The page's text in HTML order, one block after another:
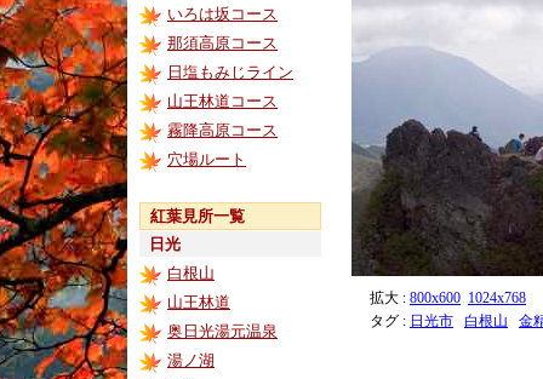
いろは坂コース
那須高原コース
日塩もみじライン
山王林道コース
霧降高原コース
穴場ルート
紅葉見所一覧
日光
白根山
山王林道
奥日光湯元温泉
湯ノ湖
拡大 : 800x600 1024x768
タグ : 日光市 白根山 金